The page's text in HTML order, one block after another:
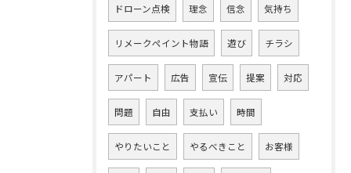
ドローン点検 理念 信念 気持ち
リメークペイント物語 遊び チラシ
アパート 広告 宣伝 提案 対応
問題 自由 支払い 時間
やりたいこと やるべきこと お客様